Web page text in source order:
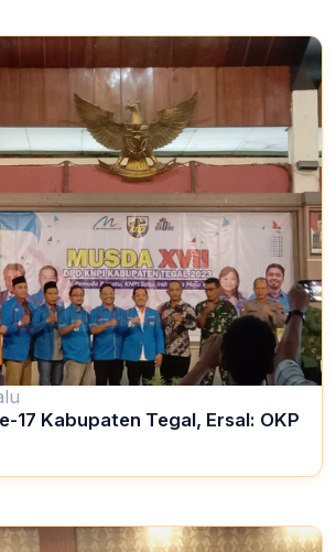
17 Kabupaten Tegal, Ersal: OKP